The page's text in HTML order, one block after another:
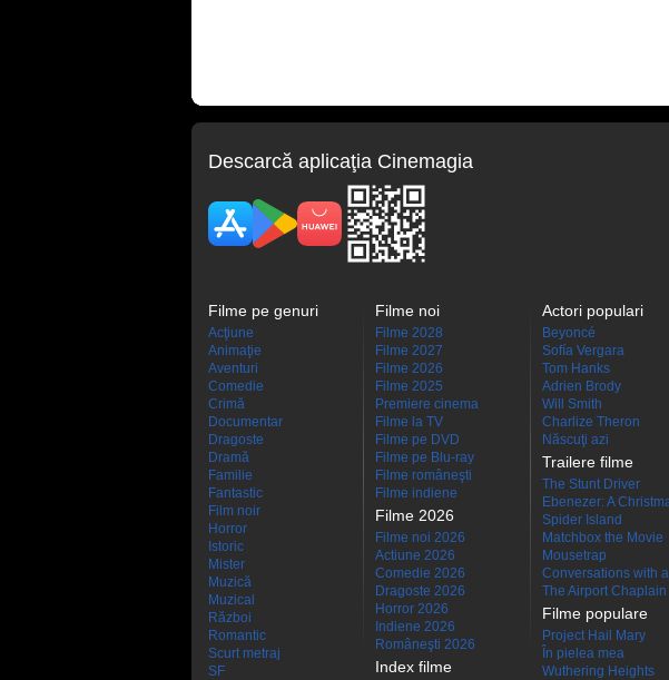
Descarcă aplicaţia Cinemagia
Filme pe genuri
Acţiune
Animaţie
Aventuri
Comedie
Crimă
Documentar
Dragoste
Dramă
Familie
Fantastic
Film noir
Horror
Istoric
Mister
Muzică
Muzical
Război
Romantic
Scurt metraj
SF
Filme noi
Filme 2028
Filme 2027
Filme 2026
Filme 2025
Premiere cinema
Filme la TV
Filme pe DVD
Filme pe Blu-ray
Filme româneşti
Filme indiene
Filme 2026
Filme noi 2026
Actiune 2026
Comedie 2026
Dragoste 2026
Horror 2026
Indiene 2026
Româneşti 2026
Index filme
Actori populari
Beyoncé
Sofía Vergara
Tom Hanks
Adrien Brody
Will Smith
Charlize Theron
Născuţi azi
Trailere filme
The Stunt Driver
Ebenezer: A
Spider Island
Matchbox the Movie
Mousetrap
Conversations with
The Airport Chaplain
Filme populare
Project Hail Mary
În pielea mea
Wuthering Heights